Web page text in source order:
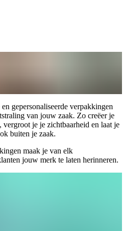
gepersonaliseerde verpakkingen
van jouw zaak. Zo creëer je
vergroot je je zichtbaarheid en laat je
buiten je zaak.
maak je van elk
jouw merk te laten herinneren.